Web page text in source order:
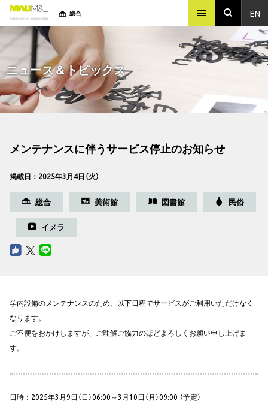
EN
総合
ニュース＆トピックス
メンテナンスに伴うサービス停止のお知らせ
掲載日：2025年3月4日（火）
総合 美術館 図書館 民俗
イメラ
学内設備のメンテナンスのため、以下日程でサービスがご利用いただけなく
なります。
ご不便をおかけしますが、ご理解ご協力のほどよろしくお願い申し上げま
す。
日時：2025年3月9日（日）06:00～3月10日（月）09:00 （予定）